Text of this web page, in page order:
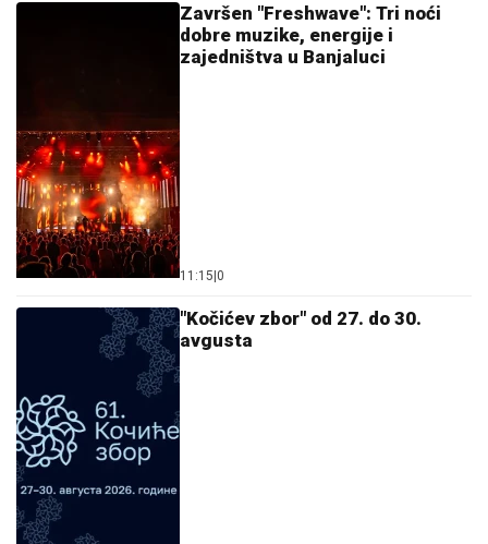
Završen "Freshwave": Tri noći
dobre muzike, energije i
zajedništva u Banjaluci
11:15|0
"Kočićev zbor" od 27. do 30.
avgusta